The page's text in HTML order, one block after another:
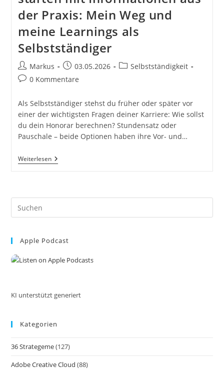
der Praxis: Mein Weg und
meine Learnings als
Selbstständiger
Beitrags-
Autor:
Markus
Beitrag
veröffentlicht:
03.05.2026
Beitrags-
Selbstständigkeit
Beitrags-
0 Kommentare
Als Selbstständiger stehst du früher oder später vor
einer der wichtigsten Fragen deiner Karriere: Wie sollst
du dein Honorar berechnen? Stundensatz oder
Pauschale – beide Optionen haben ihre Vor- und…
WeiterlesenStundensatz
Oder
Die
Entscheidung
Honorar
Mache
Erfolgreich
Aus
Praxis:
Mein
Und
Apple Podcast
KI unterstützt generiert
Kategorien
36 Strategeme(127)
Adobe Creative Cloud (88)